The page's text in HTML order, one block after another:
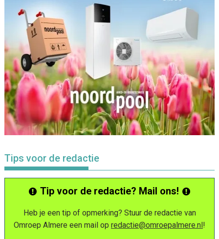
Tips voor de redactie
Tip voor de redactie? Mail ons!
Heb je een tip of opmerking? Stuur de redactie van
Omroep Almere een mail op redactie@omroepalmere.nl!